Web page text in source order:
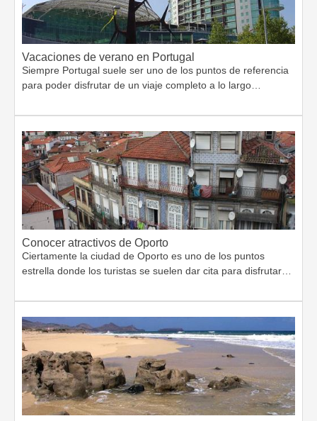
Vacaciones de verano en Portugal
Siempre Portugal suele ser uno de los puntos de referencia
para poder disfrutar de un viaje completo a lo largo…
Conocer atractivos de Oporto
Ciertamente la ciudad de Oporto es uno de los puntos
estrella donde los turistas se suelen dar cita para disfrutar…